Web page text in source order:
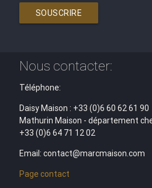
SOUSCRIRE
Nous contacter:
Téléphone:
Daisy Maison : +33 (0)6 60 62 61 90
Mathurin Maison - département
+33 (0)6 64 71 12 02
Email: contact@marcmaison.com
Page contact